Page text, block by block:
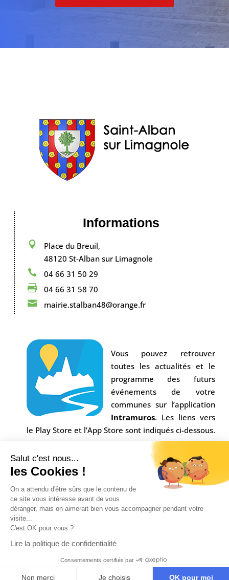
Salut c'est nous...
les Cookies !
On a attendu d'être sûrs que le contenu de
ce site vous intéresse avant de vous
déranger, mais on aimerait bien vous accompagner pendant votre
visite...
C'est OK pour vous ?
Lire la politique de confidentialité
Consentements certifiés par
Non merci Je choisis OK pour moi
Informations

Place du Breuil,
48120 St-Alban sur Limagnole
 04 66 31 50 29
 04 66 31 58 70
 mairie.stalban48@orange.fr
Vous pouvez retrouver
toutes les actualités et le
programme des futurs
événements de votre
communes sur l’application
Intramuros. Les liens vers
le Play Store et l’App Store sont indiqués ci-dessous.
Conception AgenceMultiweb
Confidentialité